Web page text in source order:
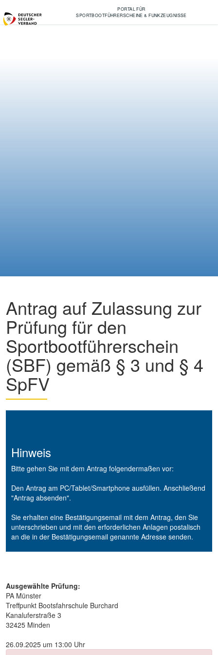
PORTAL FÜR
SPORTBOOTFÜHRERSCHEINE & FUNKZEUGNISSE
Antrag auf Zulassung zur
Prüfung für den
Sportbootführerschein
(SBF) gemäß § 3 und § 4
SpFV
Hinweis
Bitte gehen Sie mit dem Antrag folgendermaßen vor:
Den Antrag am PC/Tablet/Smartphone ausfüllen. Anschließend
"Antrag absenden".
Sie erhalten eine Bestätigungsemail mit dem Antrag, den Sie
unterschrieben und mit den erforderlichen Anlagen postalisch
an die in der Bestätigungsemail genannte Adresse senden.
Ausgewählte Prüfung:
PA Münster
Treffpunkt Bootsfahrschule Burchard
Kanaluferstraße 3
32425 Minden
26.09.2025 um 13:00 Uhr